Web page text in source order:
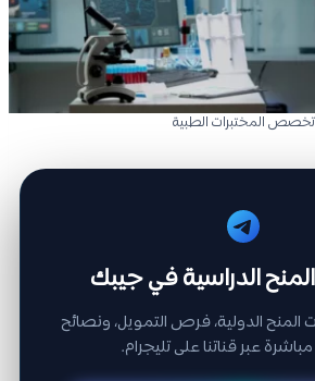
تخصص المختبرات الطبية
الدراسية في جيبك
المنح الدولية، فرص التمويل، ونصائح
عبر قناتنا على تليجرام.